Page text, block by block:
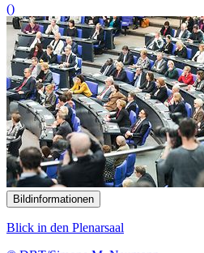
()
Bildinformationen
Blick in den Plenarsaal